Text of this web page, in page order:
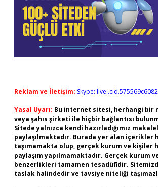
Reklam ve İletişim: Skype:
Yasal Uyarı: Bu internet sitesi, herhangi bir
veya şahıs şirketi ile hiçbir bağlantısı
Sitede yalnızca kendi hazırladığımız
paylaşılmaktadır. Burada yer alan içerikler
taşımamakta olup, gerçek kurum ve kişiler
paylaşım yapılmamaktadır. Gerçek kurum
benzerlikleri tamamen tesadüfidir.
taslak halindedir ve tavsiye niteliği